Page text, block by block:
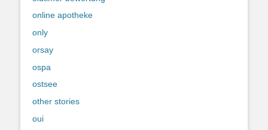
online apotheke
only
orsay
ospa
ostsee
other stories
oui